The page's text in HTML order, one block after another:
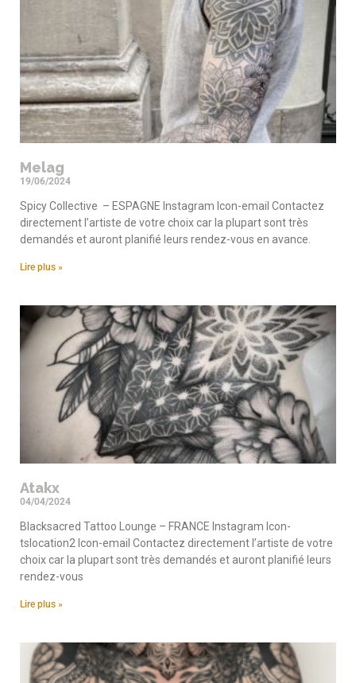
Melag
19/06/2024
Spicy Collective – ESPAGNE Instagram Icon-email Contactez
directement l’artiste de votre choix car la plupart sont très
demandés et auront planifié leurs rendez-vous en avance.
Lire plus »
Atakx
04/04/2024
Blacksacred Tattoo Lounge – FRANCE Instagram Icon-
tslocation2 Icon-email Contactez directement l’artiste de votre
choix car la plupart sont très demandés et auront planifié leurs
rendez-vous
Lire plus »